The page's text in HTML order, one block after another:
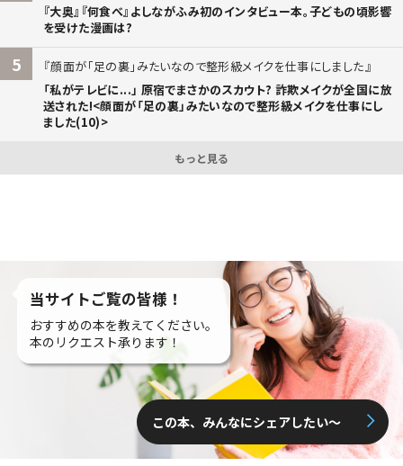
『大奥』『何食べ』よしながふみ初のインタビュー本。子どもの頃影響
を受けた漫画は?
5
顔面が「足の裏」みたいなので整形級メイクを仕事にしました
「私がテレビに...」 原宿でまさかのスカウト? 詐欺メイクが全国に放
送された!<顔面が「足の裏」みたいなので整形級メイクを仕事にし
ました(10)>
もっと見る
当サイトご覧の皆様！
おすすめの本を教えてください。
本のリクエスト承ります！
この本、みんなにシェアしたい〜